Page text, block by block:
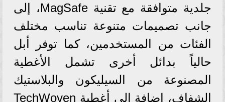
جلدية متوافقة مع تقنية MagSafe، إلى
جانب تصميمات متنوعة تناسب مختلف
الفئات من المستخدمين، كما توفر أبل
حالياً بدائل أخرى تشمل الأغطية
المصنوعة من السيليكون والبلاستيك
الشفاف، إضافة إلى أغطية TechWoven